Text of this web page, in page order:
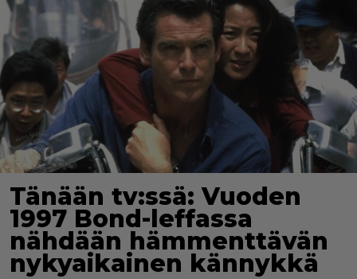
Tänään tv:ssä: Vuoden
1997 Bond-leffassa
nähdään hämmenttävän
nykyaikainen kännykkä